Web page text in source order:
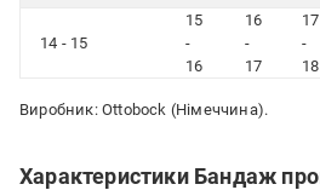
14 - 15
15
-
16
16
-
17
17
-
18
Виробник: Ottobock (Німеччина).
Характеристики Бандаж